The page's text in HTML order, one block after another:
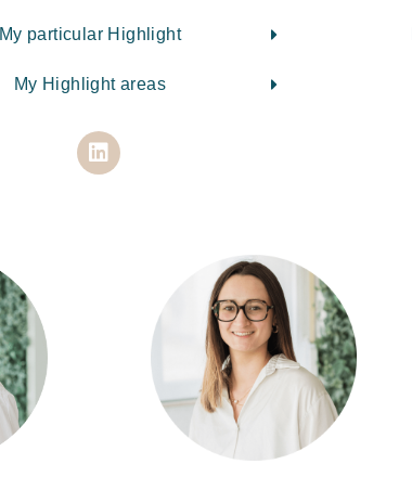
My particular Highlight
My Highlight areas